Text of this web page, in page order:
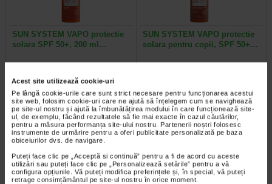
Acest site utilizează cookie-uri
Pe lângă cookie-urile care sunt strict necesare pentru funcționarea acestui
site web, folosim cookie-uri care ne ajută să înțelegem cum se navighează
pe site-ul nostru și ajută la îmbunătățirea modului în care funcționează site-
ul, de exemplu, făcând rezultatele să fie mai exacte în cazul căutărilor,
pentru a măsura performanța site-ului nostru. Partenerii noștri folosesc
instrumente de urmărire pentru a oferi publicitate personalizată pe baza
obiceiurilor dvs. de navigare.
Puteți face clic pe „Acceptă si continuă” pentru a fi de acord cu aceste
utilizări sau puteți face clic pe „Personalizează setările” pentru a vă
configura opțiunile. Vă puteți modifica preferințele și, în special, vă puteți
retrage consimțământul pe site-ul nostru în orice moment.
SUN SYSTEM VAPO protectie
solara SPF 50+, 200 ml…
emulsie de protectie solara pentru
SUN SYSTEM VAPO protectie
solara pentru copii, SPF 50+…